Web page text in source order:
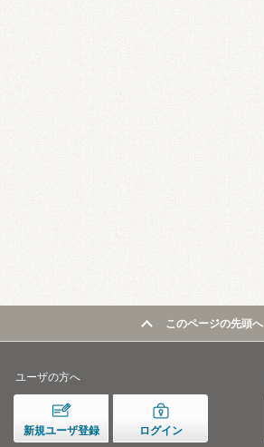
このページの先頭へ
ユーザの方へ
新規ユーザ登録 ログイン